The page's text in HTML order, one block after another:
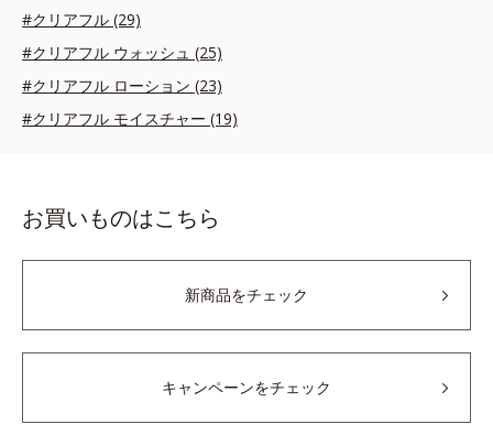
#クリアフル (29)
#クリアフル ウォッシュ (25)
#クリアフル ローション (23)
#クリアフル モイスチャー (19)
お買いものはこちら
新商品をチェック
キャンペーンをチェック